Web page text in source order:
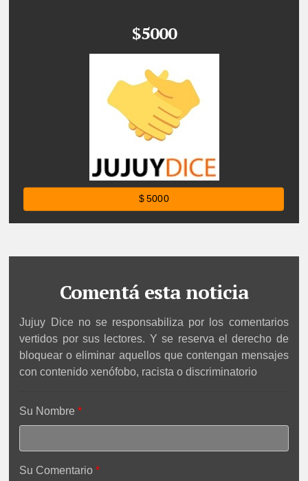
$5000
$ 5000
Comentá esta noticia
Jujuy Dice no se responsabiliza por los comentarios
vertidos por sus lectores. Y se reserva el derecho de
bloquear o eliminar aquellos que contengan mensajes
con contenido xenófobo, racista o discriminatorio
Su Nombre
Su Comentario